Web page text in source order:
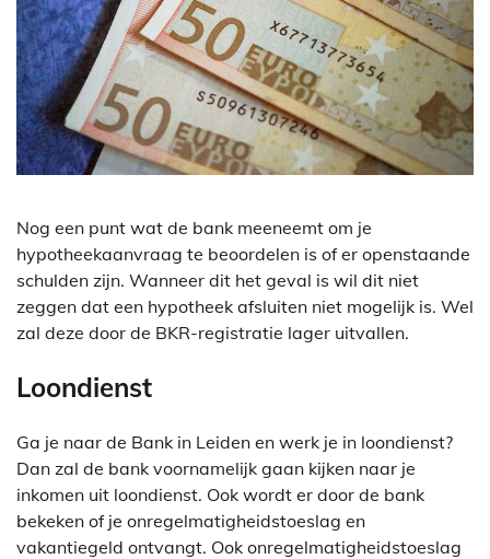
Nog een punt wat de bank meeneemt om je
hypotheekaanvraag te beoordelen is of er openstaande
schulden zijn. Wanneer dit het geval is wil dit niet
zeggen dat een hypotheek afsluiten niet mogelijk is. Wel
zal deze door de BKR-registratie lager uitvallen.
Loondienst
Ga je naar de Bank in Leiden en werk je in loondienst?
Dan zal de bank voornamelijk gaan kijken naar je
inkomen uit loondienst. Ook wordt er door de bank
bekeken of je onregelmatigheidstoeslag en
vakantiegeld ontvangt. Ook onregelmatigheidstoeslag